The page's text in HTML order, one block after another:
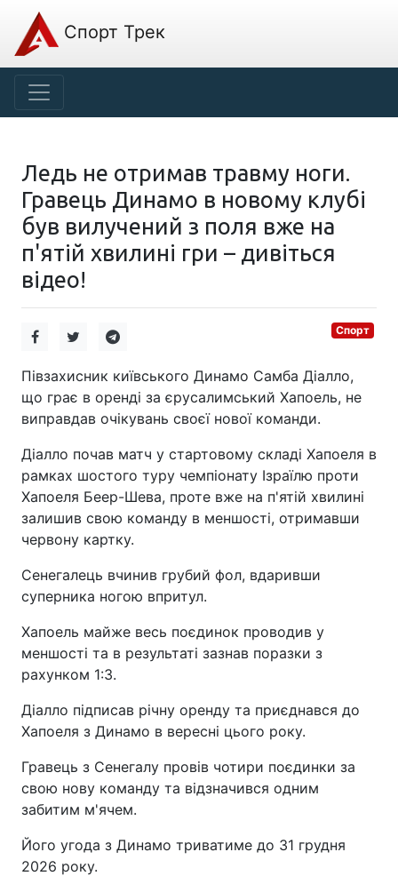
Спорт Трек
Ледь не отримав травму ноги.
Гравець Динамо в новому клубі
був вилучений з поля вже на
п'ятій хвилині гри – дивіться
відео!
Спорт
Півзахисник київського Динамо Самба Діалло,
що грає в оренді за єрусалимський Хапоель, не
виправдав очікувань своєї нової команди.
Діалло почав матч у стартовому складі Хапоеля в
рамках шостого туру чемпіонату Ізраїлю проти
Хапоеля Беер-Шева, проте вже на п'ятій хвилині
залишив свою команду в меншості, отримавши
червону картку.
Сенегалець вчинив грубий фол, вдаривши
суперника ногою впритул.
Хапоель майже весь поєдинок проводив у
меншості та в результаті зазнав поразки з
рахунком 1:3.
Діалло підписав річну оренду та приєднався до
Хапоеля з Динамо в вересні цього року.
Гравець з Сенегалу провів чотири поєдинки за
свою нову команду та відзначився одним
забитим м'ячем.
Його угода з Динамо триватиме до 31 грудня
2026 року.